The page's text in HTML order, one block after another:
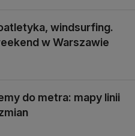
windsurfing.
w Warszawie
do metra: mapy linii